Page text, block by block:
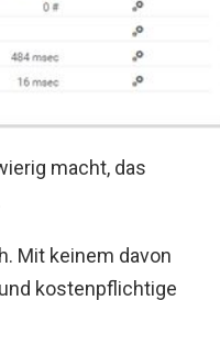
macht, das
Mit keinem davon
kostenpflichtige